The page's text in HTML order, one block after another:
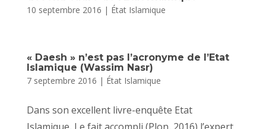
10 septembre 2016 | État Islamique
« Daesh » n’est pas l’acronyme de l’Etat
Islamique (Wassim Nasr)
7 septembre 2016 | État Islamique
Dans son excellent livre-enquête Etat